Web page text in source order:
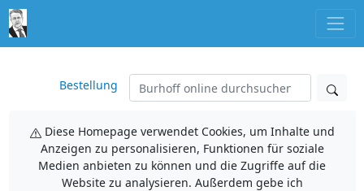
Bestellung
Diese Homepage verwendet Cookies, um Inhalte und
Anzeigen zu personalisieren, Funktionen für soziale
Medien anbieten zu können und die Zugriffe auf die
Website zu analysieren. Außerdem gebe ich